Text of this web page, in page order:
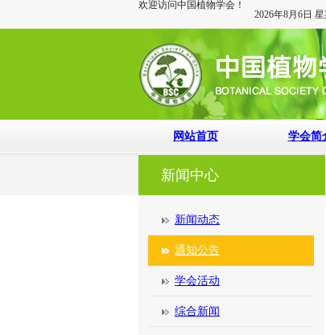
欢迎访问中国植物学会！
2026年8月6日
网站首页 学会简
新闻中心
新闻动态
通知公告
学会活动
综合新闻